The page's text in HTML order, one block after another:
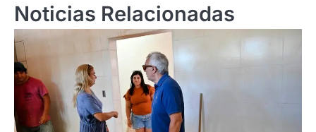
Noticias Relacionadas